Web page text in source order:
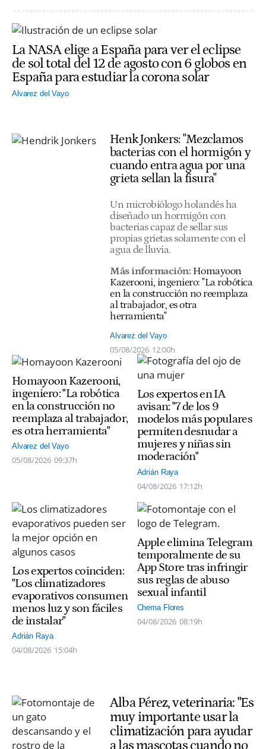
La NASA elige a España para ver el eclipse
de sol total del 12 de agosto con 6 globos en
España para estudiar la corona solar
Alvarez del Vayo
Henk Jonkers: "Mezclamos
bacterias con el hormigón y
cuando entra agua por una
grieta sellan la fisura"
Un microbiólogo holandés ha
diseñado un hormigón con
bacterias capaz de sellar sus
propias grietas solamente con el
agua de lluvia.
Más información: Homayoon
Kazerooni, ingeniero: "La robótica
en la construcción no reemplaza
al trabajador, es otra
herramienta"
Alvarez del Vayo
05/08/2026 12:00h
Homayoon Kazerooni,
ingeniero: "La robótica
en la construcción no
reemplaza al trabajador,
es otra herramienta"
Alvarez del Vayo
05/08/2026 09:37h
Los expertos en IA
avisan: "7 de los 9
modelos más populares
permiten desnudar a
mujeres y niñas sin
moderación"
Adrián Raya
04/08/2026 17:12h
Los expertos coinciden:
"Los climatizadores
evaporativos consumen
menos luz y son fáciles
de instalar"
Adrián Raya
04/08/2026 15:04h
Apple elimina Telegram
temporalmente de su
App Store tras infringir
sus reglas de abuso
sexual infantil
Chema Flores
04/08/2026 08:19h
Alba Pérez, veterinaria: "Es
muy importante usar la
climatización para ayudar
a las mascotas cuando no